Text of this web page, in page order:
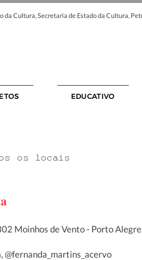
da Cultura, Secretaria de Estado da Cultura,
EDUCATIVO
os locais
Moinhos de Vento - Porto
@fernanda_martins_acervo